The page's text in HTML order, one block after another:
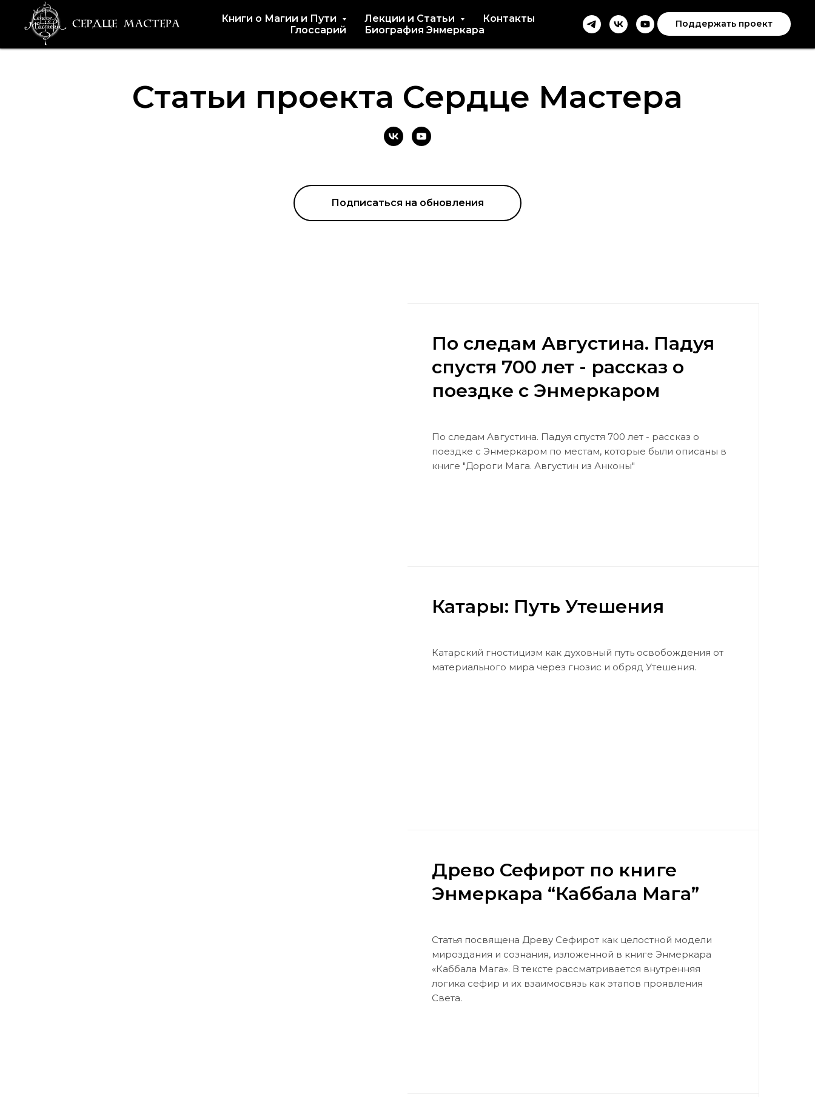
Книги о Магии и Пути Лекции и Статьи
Контакты
Глоссарий
Биография Энмеркара
Поддержать проект
Статьи проекта Сердце Мастера
Подписаться на обновления
По следам Августина. Падуя
спустя 700 лет - рассказ о
поездке с Энмеркаром
По следам Августина. Падуя спустя 700 лет - рассказ о
поездке с Энмеркаром по местам, которые были описаны в
книге "Дороги Мага. Августин из Анконы"
Катары: Путь Утешения
Катарский гностицизм как духовный путь освобождения от
материального мира через гнозис и обряд Утешения.
Древо Сефирот по книге
Энмеркара “Каббала Мага”
Cтатья посвящена Древу Сефирот как целостной модели
мироздания и сознания, изложенной в книге Энмеркара
«Каббала Мага». В тексте рассматривается внутренняя
логика сефир и их взаимосвязь как этапов проявления
Света.